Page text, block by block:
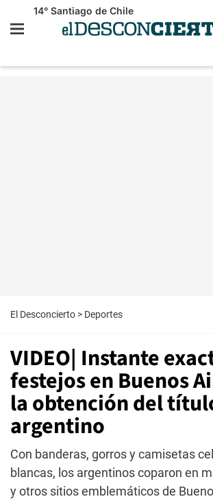
14° Santiago de Chile
El Desconcierto > Deportes
VIDEO| Instante
festejos en Buenos
la obtención del
argentino
Con banderas, gorros y camisetas
blancas, los argentinos coparon en
y otros sitios emblemáticos de